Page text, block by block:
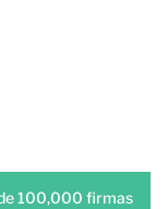
100,000 firmas